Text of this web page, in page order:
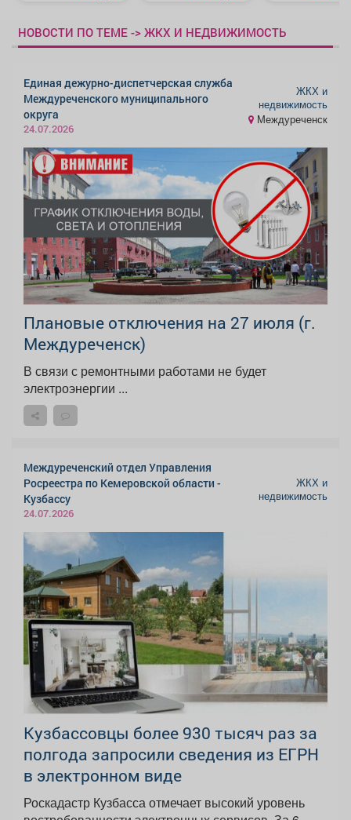
НОВОСТИ ПО ТЕМЕ -> ЖКХ И НЕДВИЖИМОСТЬ
Единая дежурно-диспетчерская служба
Междуреченского муниципального
округа
24.07.2026
ЖКХ и
недвижимость
Междуреченск
Плановые отключения на 27 июля (г.
Междуреченск)
В связи с ремонтными работами не будет
электроэнергии ...
Междуреченский отдел Управления
Росреестра по Кемеровской области -
Кузбассу
24.07.2026
ЖКХ и
недвижимость
Кузбассовцы более 930 тысяч раз за
полгода запросили сведения из ЕГРН
в электронном виде
Роскадастр Кузбасса отмечает высокий уровень